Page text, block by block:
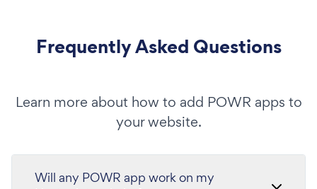
Frequently Asked Questions
Learn more about how to add POWR apps to
your website.
Will any POWR app work on my